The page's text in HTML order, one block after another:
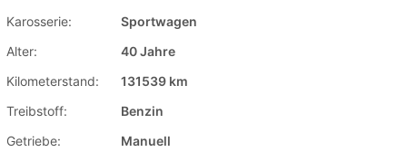
Karosserie:
Sportwagen
Alter:
40 Jahre
Kilometerstand:
131539 km
Treibstoff:
Benzin
Getriebe:
Manuell